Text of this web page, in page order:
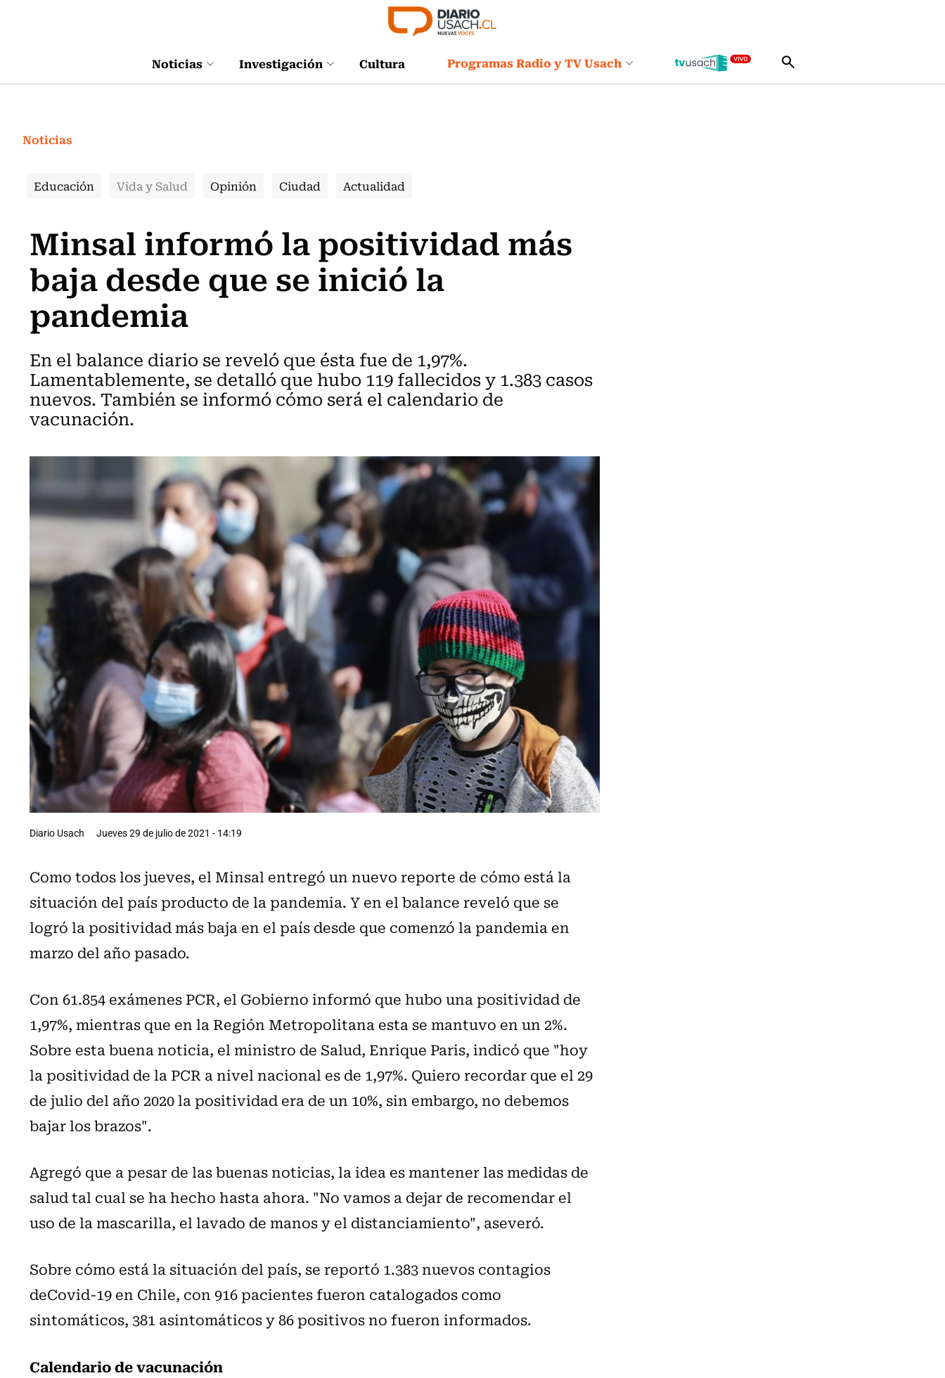
Noticias Investigación Cultura Programas Radio y TV Usach
Noticias
Educación Vida y Salud Opinión Ciudad Actualidad
Minsal informó la positividad más
baja desde que se inició la
pandemia
En el balance diario se reveló que ésta fue de 1,97%.
Lamentablemente, se detalló que hubo 119 fallecidos y 1.383 casos
nuevos. También se informó cómo será el calendario de
vacunación.
Diario Usach Jueves 29 de julio de 2021 - 14:19
Como todos los jueves, el Minsal entregó un nuevo reporte de cómo está la
situación del país producto de la pandemia. Y en el balance reveló que se
logró la positividad más baja en el país desde que comenzó la pandemia en
marzo del año pasado.
Con 61.854 exámenes PCR, el Gobierno informó que hubo una positividad de
1,97%, mientras que en la Región Metropolitana esta se mantuvo en un 2%.
Sobre esta buena noticia, el ministro de Salud, Enrique Paris, indicó que "hoy
la positividad de la PCR a nivel nacional es de 1,97%. Quiero recordar que el 29
de julio del año 2020 la positividad era de un 10%, sin embargo, no debemos
bajar los brazos".
Agregó que a pesar de las buenas noticias, la idea es mantener las medidas de
salud tal cual se ha hecho hasta ahora. "No vamos a dejar de recomendar el
uso de la mascarilla, el lavado de manos y el distanciamiento", aseveró.
Sobre cómo está la situación del país, se reportó 1.383 nuevos contagios
deCovid-19 en Chile, con 916 pacientes fueron catalogados como
sintomáticos, 381 asintomáticos y 86 positivos no fueron informados.
Calendario de vacunación